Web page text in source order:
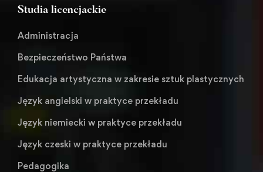
Studia licencjackie
Administracja
Bezpieczeństwo Państwa
Edukacja artystyczna w zakresie sztuk plastycznych
Język angielski w praktyce przekładu
Język niemiecki w praktyce przekładu
Język czeski w praktyce przekładu
Pedagogika